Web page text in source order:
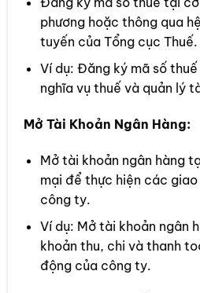
phương hoặc thông qua
tuyến của Tổng cục Thuế.
Ví dụ: Đăng ký mã số
nghĩa vụ thuế và quản lý
Mở Tài Khoản Ngân Hàng:
Mở tài khoản ngân hàng
mại để thực hiện các
công ty.
Ví dụ: Mở tài khoản ngân
khoản thu, chi và thanh
động của công ty.